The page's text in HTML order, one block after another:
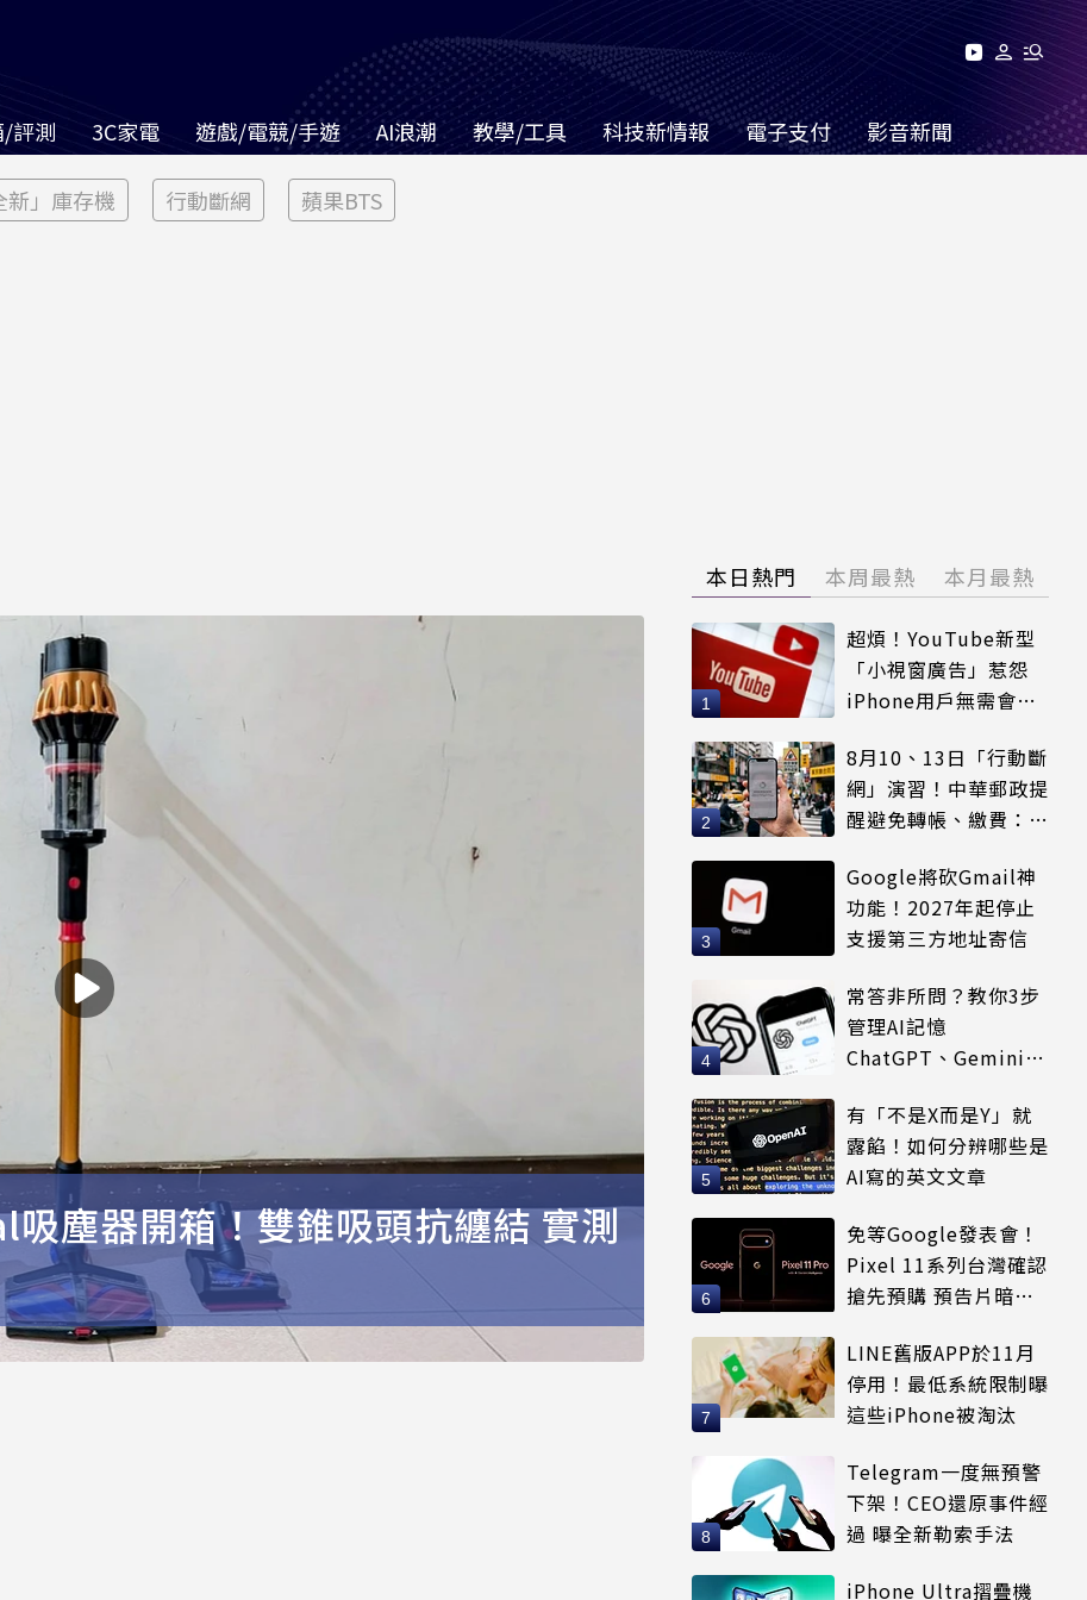
評測 3C家電 遊戲/電競/手遊 AI浪潮 教學/工具 科技新情報 電子支付 影音新聞
新」庫存機 行動斷網 蘋果BTS
塵器開箱！雙錐吸頭抗纏結 實測
本日熱門 本周最熱 本月最熱
超煩！YouTube新型
「小視窗廣告」惹怨
iPhone用戶無需會員
8月10、13日「行動斷
網」演習！中華郵政提
醒避免轉帳、繳費：務
Google將砍Gmail神
功能！2027年起停止
支援第三方地址寄信
常答非所問？教你3步
管理AI記憶
ChatGPT、Gemini都
有「不是X而是Y」就
露餡！如何分辨哪些是
AI寫的英文文章
免等Google發表會！
Pixel 11系列台灣確認
搶先預購 預告片暗示
LINE舊版APP於11月
停用！最低系統限制曝
這些iPhone被淘汰
Telegram一度無預警
下架！CEO還原事件經
過 曝全新勒索手法
iPhone Ultra摺疊機